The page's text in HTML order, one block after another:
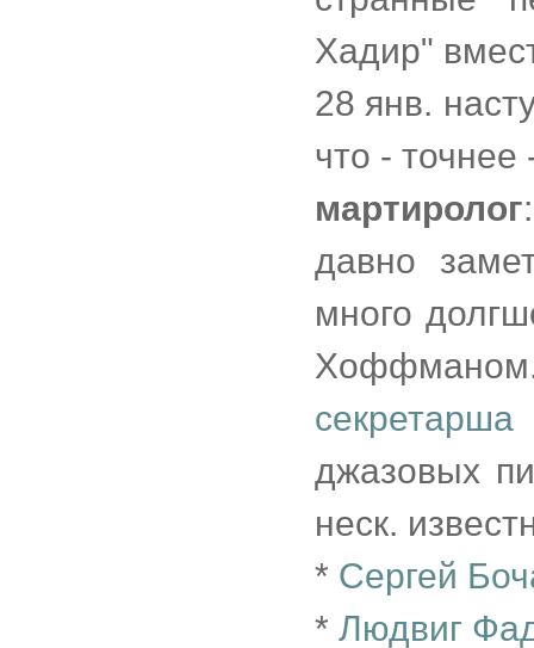
Хадир"
28 янв.
что -
мартиролог:
давно
много
джазовых
неск.
* Сергей
* Людвиг